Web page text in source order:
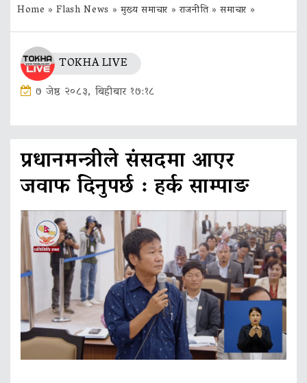
Home »Flash News » मुख्य समाचार»राजनीति»समाचार»
TOKHA LIVE
७ जेष्ठ २०८३, बिहीबार १७:१८
प्रधानमन्त्रीले संसदमा आएर
जवाफ दिनुपर्छ : हर्क साम्पाङ